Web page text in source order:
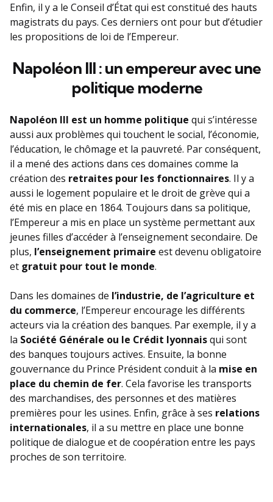
Enfin, il y a le Conseil d’État qui est constitué des hauts
magistrats du pays. Ces derniers ont pour but d’étudier
les propositions de loi de l’Empereur.
Napoléon III : un empereur avec une
politique moderne
Napoléon III est un homme politique qui s’intéresse
aussi aux problèmes qui touchent le social, l’économie,
l’éducation, le chômage et la pauvreté. Par conséquent,
il a mené des actions dans ces domaines comme la
création des retraites pour les fonctionnaires. Il y a
aussi le logement populaire et le droit de grève qui a
été mis en place en 1864. Toujours dans sa politique,
l’Empereur a mis en place un système permettant aux
jeunes filles d’accéder à l’enseignement secondaire. De
plus, l’enseignement primaire est devenu obligatoire
et gratuit pour tout le monde.
Dans les domaines de l’industrie, de l’agriculture et
du commerce, l’Empereur encourage les différents
acteurs via la création des banques. Par exemple, il y a
la Société Générale ou le Crédit lyonnaisqui sont
des banques toujours actives. Ensuite, la bonne
gouvernance du Prince Président conduit à la mise en
place du chemin de fer. Cela favorise les transports
des marchandises, des personnes et des matières
premières pour les usines. Enfin, grâce à ses relations
internationales, il a su mettre en place une bonne
politique de dialogue et de coopération entre les pays
proches de son territoire.